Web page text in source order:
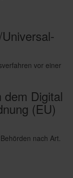
Universal­
vor einer
dem Digital
(EU)
nach Art.